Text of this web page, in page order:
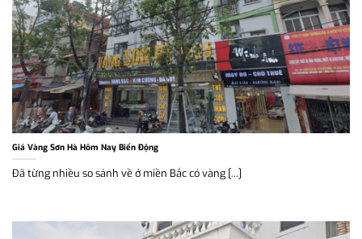
Giá Vàng Sơn Hà Hôm Nay Biến Động
Đã từng nhiều so sánh về ở miền Bắc có vàng [...]